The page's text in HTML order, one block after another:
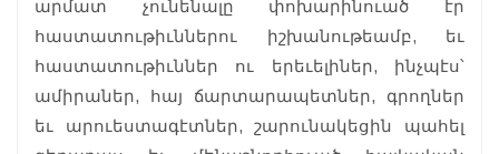
արմատ չունենալը փոխարինուած էր
հաստատութիւններու իշխանութեամբ, եւ
հաստատութիւններ ու երեւելիներ, ինչպէս՝
ամիրաներ, հայ ճարտարապետներ, գրողներ
եւ արուեստագէտներ, շարունակեցին պահել